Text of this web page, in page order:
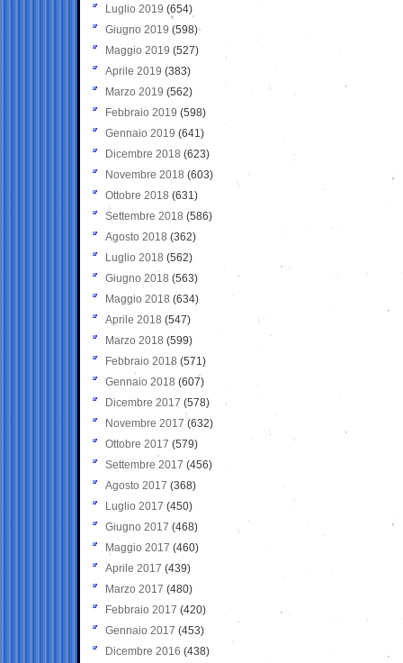
Luglio 2019 (654)
Giugno 2019 (598)
Maggio 2019 (527)
Aprile 2019 (383)
Marzo 2019 (562)
Febbraio 2019 (598)
Gennaio 2019 (641)
Dicembre 2018 (623)
Novembre 2018 (603)
Ottobre 2018 (631)
Settembre 2018 (586)
Agosto 2018 (362)
Luglio 2018 (562)
Giugno 2018 (563)
Maggio 2018 (634)
Aprile 2018 (547)
Marzo 2018 (599)
Febbraio 2018 (571)
Gennaio 2018 (607)
Dicembre 2017 (578)
Novembre 2017 (632)
Ottobre 2017 (579)
Settembre 2017 (456)
Agosto 2017 (368)
Luglio 2017 (450)
Giugno 2017 (468)
Maggio 2017 (460)
Aprile 2017 (439)
Marzo 2017 (480)
Febbraio 2017 (420)
Gennaio 2017 (453)
Dicembre 2016 (438)